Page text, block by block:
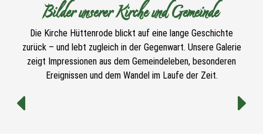
Bilder unserer Kirche und Gemeinde
Die Kirche Hüttenrode blickt auf eine lange Geschichte
zurück – und lebt zugleich in der Gegenwart. Unsere Galerie
zeigt Impressionen aus dem Gemeindeleben, besonderen
Ereignissen und dem Wandel im Laufe der Zeit.